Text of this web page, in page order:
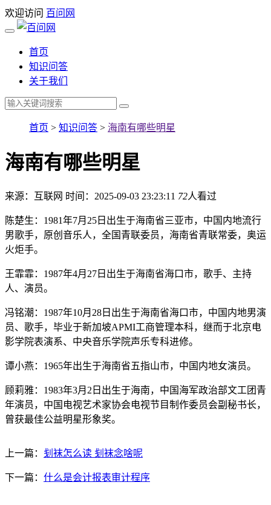
欢迎访问 百问网
首页
知识问答
关于我们
首页 > 知识问答 > 海南有哪些明星
海南有哪些明星
来源：互联网 时间：2025-09-03 23:23:11 72人看过
陈楚生：1981年7月25日出生于海南省三亚市，中国内地流行
男歌手，原创音乐人，全国青联委员，海南省青联常委，奥运
火炬手。
王霏霏：1987年4月27日出生于海南省海口市，歌手、主持
人、演员。
冯铭潮：1987年10月28日出生于海南省海口市，中国内地男演
员、歌手，毕业于新加坡APMI工商管理本科，继而于北京电
影学院表演系、中央音乐学院声乐专科进修。
谭小燕：1965年出生于海南省五指山市，中国内地女演员。
顾莉雅：1983年3月2日出生于海南，中国海军政治部文工团青
年演员，中国电视艺术家协会电视节目制作委员会副秘书长，
曾获最佳公益明星形象奖。
上一篇： 刬袜怎么读 刬袜念啥呢
下一篇： 什么是会计报表审计程序